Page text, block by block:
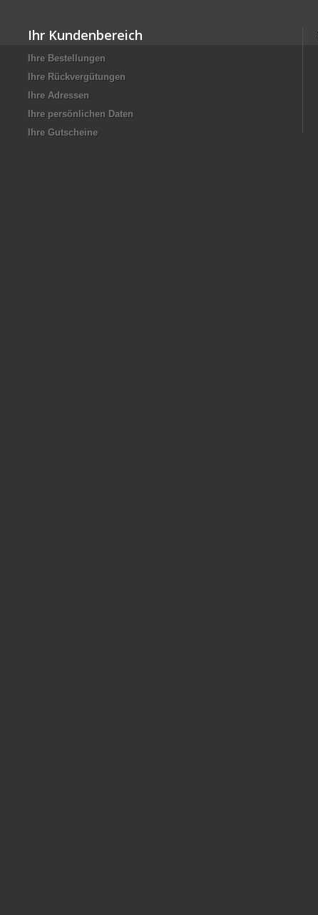
Ihr Kundenbereich
Ihre Bestellungen
Ihre Rückvergütungen
Ihre Adressen
Ihre persönlichen Daten
Ihre Gutscheine